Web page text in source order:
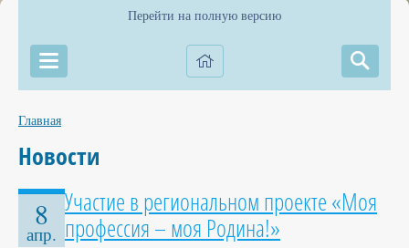
Перейти на полную версию
Главная
Новости
8
апр.
Участие в региональном проекте «Моя
профессия – моя Родина!»